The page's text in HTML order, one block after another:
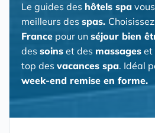
Le guides des hôtels spa
meilleurs des spas.
France pour un séjour bien
des soins et des massages et
top des vacances spa. Idéal
week-end remise en forme.